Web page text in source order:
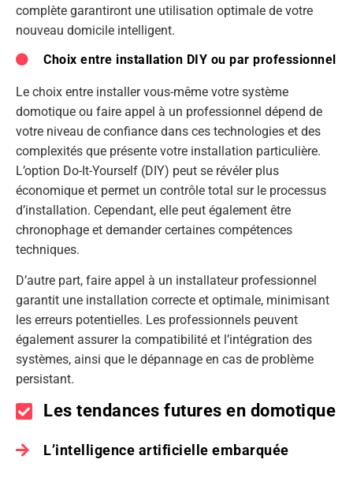
complète garantiront une utilisation optimale de votre
nouveau domicile intelligent.
Choix entre installation DIY ou par professionnel
Le choix entre installer vous-même votre système
domotique ou faire appel à un professionnel dépend de
votre niveau de confiance dans ces technologies et des
complexités que présente votre installation particulière.
L’option Do-It-Yourself (DIY) peut se révéler plus
économique et permet un contrôle total sur le processus
d’installation. Cependant, elle peut également être
chronophage et demander certaines compétences
techniques.
D’autre part, faire appel à un installateur professionnel
garantit une installation correcte et optimale, minimisant
les erreurs potentielles. Les professionnels peuvent
également assurer la compatibilité et l’intégration des
systèmes, ainsi que le dépannage en cas de problème
persistant.
Les tendances futures en domotique
L’intelligence artificielle embarquée